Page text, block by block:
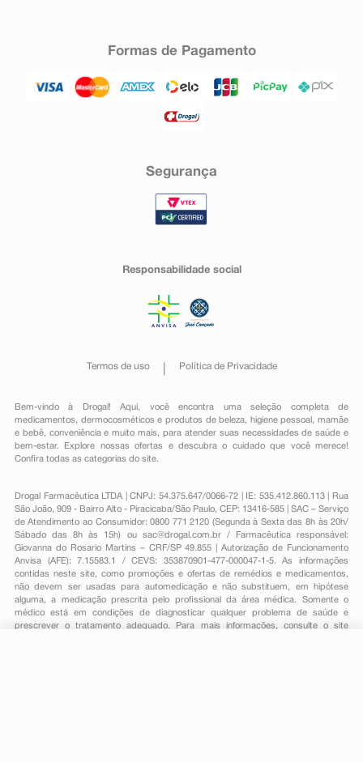
Formas de Pagamento
Segurança
Responsabilidade social
Termos de uso Política de Privacidade
Bem-vindo à Drogal! Aqui, você encontra uma seleção completa de
medicamentos , dermocosméticos e produtos de beleza, higiene pessoal ,mamãe
e bebê, conveniênciae muito mais, para atender suas necessidades de saúde e
bem-estar. Explore nossas ofertas e descubra o cuidado que você merece!
Confira todas as categorias do site.
Drogal Farmacêutica LTDA | CNPJ: 54.375.647/0066-72 | IE: 535.412.860.113 | Rua
São João, 909 - Bairro Alto - Piracicaba/São Paulo, CEP: 13416-585 | SAC – Serviço
de Atendimento ao Consumidor: 0800 771 2120 (Segunda à Sexta das 8h às 20h/
Sábado das 8h às 15h) ou sac@drogal.com.br/ Farmacêutica responsável:
Giovanna do Rosario Martins – CRF/SP 49.855 | Autorização de Funcionamento
Anvisa (AFE): 7.15583.1 / CEVS: 353870901-477-000047-1-5. As informações
contidas neste site, como promoções e ofertas de remédios e medicamentos,
não devem ser usadas para automedicação e não substituem, em hipótese
alguma, a medicação prescrita pelo profissional da área médica. Somente o
médico está em condições de diagnosticar qualquer problema de saúde e
prescrever o tratamento adequado. Para mais informações, consulte o site